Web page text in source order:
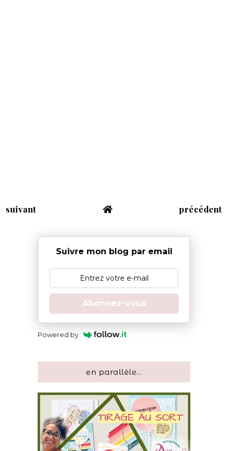
suivant précédent
Suivre mon blog par email
Abonnez-vous
Powered by
en parallèle...